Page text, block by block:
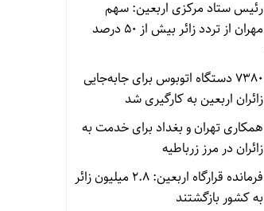
رئیس ستاد مرکزی اربعین: سهم
مهران از تردد زائر بیش از ۵۰ درصد
۷۳۸۰ دستگاه اتوبوس برای جابه‌جایی
زائران اربعین به‌ کارگیری شد
همکاری تهران و بغداد برای خدمت به
زائران در مرز زرباطیه
فرمانده قرارگاه اربعین: ۲.۸ میلیون زائر
به کشور بازگشتند